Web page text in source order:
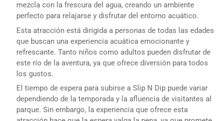
mezcla con la frescura del agua, creando un ambiente
perfecto para relajarse y disfrutar del entorno acuático.
Esta atracción está dirigida a personas de todas las edades
que buscan una experiencia acuática emocionante y
refrescante. Tanto niños como adultos pueden disfrutar de
este río de la aventura, ya que ofrece diversión para todos
los gustos.
El tiempo de espera para subirse a Slip N Dip puede variar
dependiendo de la temporada y la afluencia de visitantes al
parque. Sin embargo, la experiencia que ofrece esta